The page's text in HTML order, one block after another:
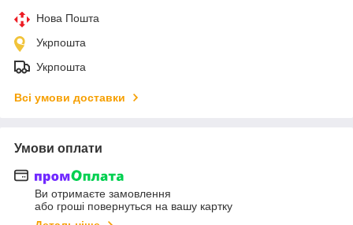
Нова Пошта
Укрпошта
Укрпошта
Всі умови доставки
Умови оплати
Ви отримаєте замовлення
або гроші повернуться на вашу картку